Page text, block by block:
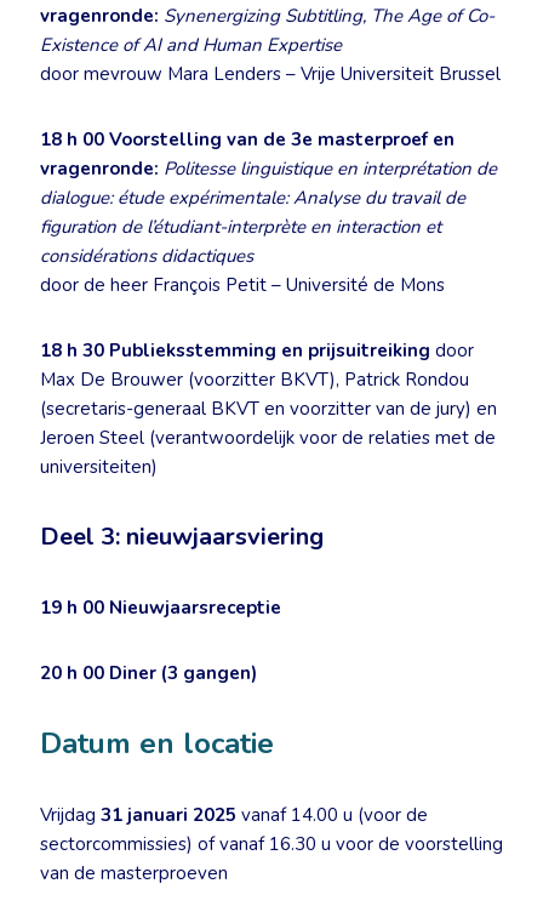
vragenronde: Synenergizing Subtitling, The Age of Co-
Existence of AI and Human Expertise
door mevrouw Mara Lenders – Vrije Universiteit Brussel
18 h 00 Voorstelling van de 3e masterproef en
vragenronde: Politesse linguistique en interprétation de
dialogue: étude expérimentale: Analyse du travail de
figuration de l’étudiant-interprète en interaction et
considérations didactiques
door de heer François Petit – Université de Mons
18 h 30 Publieksstemming en prijsuitreiking door
Max De Brouwer (voorzitter BKVT), Patrick Rondou
(secretaris-generaal BKVT en voorzitter van de jury) en
Jeroen Steel (verantwoordelijk voor de relaties met de
universiteiten)
Deel 3: nieuwjaarsviering
19 h 00 Nieuwjaarsreceptie
20 h 00 Diner (3 gangen)
Datum en locatie
Vrijdag 31 januari 2025 vanaf 14.00 u (voor de
sectorcommissies) of vanaf 16.30 u voor de voorstelling
van de masterproeven